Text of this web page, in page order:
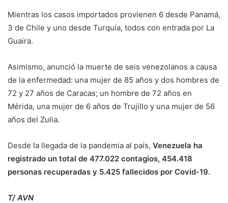
Mientras los casos importados provienen 6 desde Panamá,
3 de Chile y uno desde Turquía, todos con entrada por La
Guaira.
Asimismo, anunció la muerte de seis venezolanos a causa
de la enfermedad: una mujer de 85 años y dos hombres de
72 y 27 años de Caracas; un hombre de 72 años en
Mérida, una mujer de 6 años de Trujillo y una mujer de 56
años del Zulia.
Desde la llegada de la pandemia al país, Venezuela ha
registrado un total de 477.022 contagios, 454.418
personas recuperadas y 5.425 fallecidos por Covid-19.
T/ AVN